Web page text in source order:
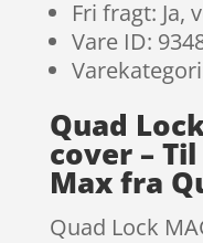
Fri fragt: Ja,
Vare ID:
Quad
cover –
Max fra
Quad Lock